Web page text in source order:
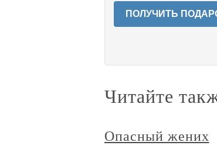
ПОЛУЧИТЬ
Читайте
Опасный жених